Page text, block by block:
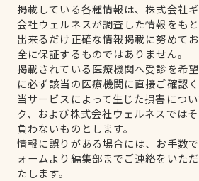
掲載している各種情報は、株式会社
会社ウェルネスが調査した情報をもと
出来るだけ正確な情報掲載に努めて
全に保証するものではありません。
掲載されている医療機関へ受診を希
に必ず該当の医療機関に直接ご確認く
当サービスによって生じた損害につ
ク、および株式会社ウェルネスでは
負わないものとします。
情報に誤りがある場合には、お手数
ォームより編集部までご連絡をいた
たします。